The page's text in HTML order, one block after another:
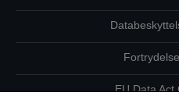
EU Data Act